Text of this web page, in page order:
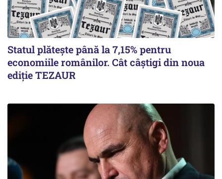
Statul plătește până la 7,15% pentru
economiile românilor. Cât câștigi din noua
ediție TEZAUR